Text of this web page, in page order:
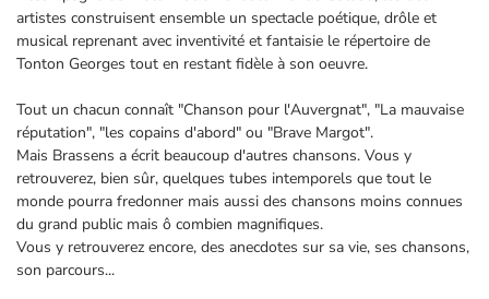
artistes construisent ensemble un spectacle poétique, drôle et
musical reprenant avec inventivité et fantaisie le répertoire de
Tonton Georges tout en restant fidèle à son oeuvre.
Tout un chacun connaît "Chanson pour l'Auvergnat", "La mauvaise
réputation", "les copains d'abord" ou "Brave Margot".
Mais Brassens a écrit beaucoup d'autres chansons. Vous y
retrouverez, bien sûr, quelques tubes intemporels que tout le
monde pourra fredonner mais aussi des chansons moins connues
du grand public mais ô combien magnifiques.
Vous y retrouverez encore, des anecdotes sur sa vie, ses chansons,
son parcours...